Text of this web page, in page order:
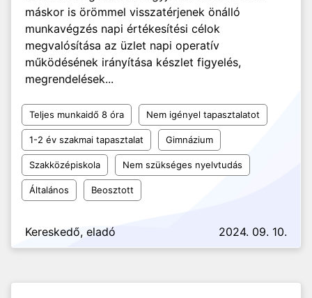
máskor is örömmel visszatérjenek önálló
munkavégzés napi értékesítési célok
megvalósítása az üzlet napi operatív
működésének irányítása készlet figyelés,
megrendelések...
Teljes munkaidő 8 óra Nem igényel tapasztalatot
1-2 év szakmai tapasztalat Gimnázium
Szakközépiskola Nem szükséges nyelvtudás
Általános Beosztott
Kereskedő, eladó 2024. 09. 10.